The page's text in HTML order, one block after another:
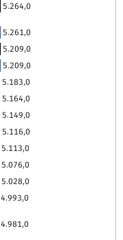
5.264,0
5.261,0
5.209,0
5.209,0
5.183,0
5.164,0
5.149,0
5.116,0
5.113,0
5.076,0
5.028,0
4.993,0
4.981,0